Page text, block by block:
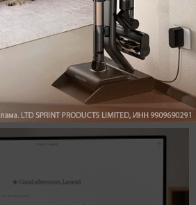
в мессенджере МАХ